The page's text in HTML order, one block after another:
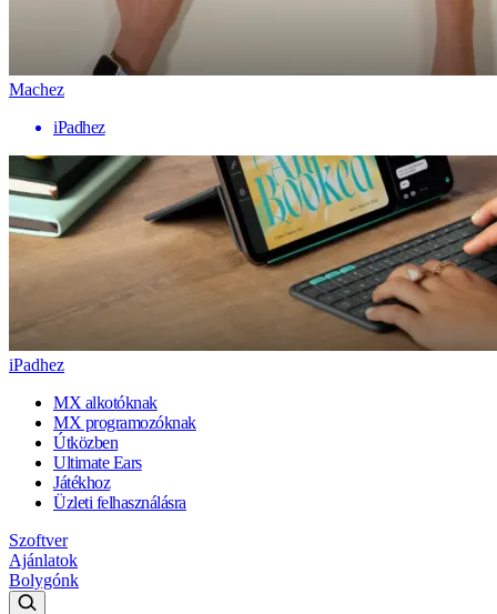
Machez
iPadhez
iPadhez
MX alkotóknak
MX programozóknak
Útközben
Ultimate Ears
Játékhoz
Üzleti felhasználásra
Szoftver
Ajánlatok
Bolygónk